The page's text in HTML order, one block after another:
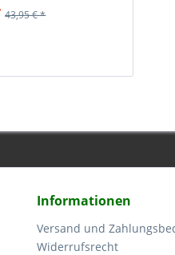
43,95 € *
Informationen
Versand und
Widerrufsrecht